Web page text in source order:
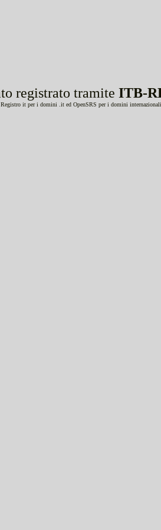
registrato tramite ITB-
it per i domini .it ed OpenSRS per i domini